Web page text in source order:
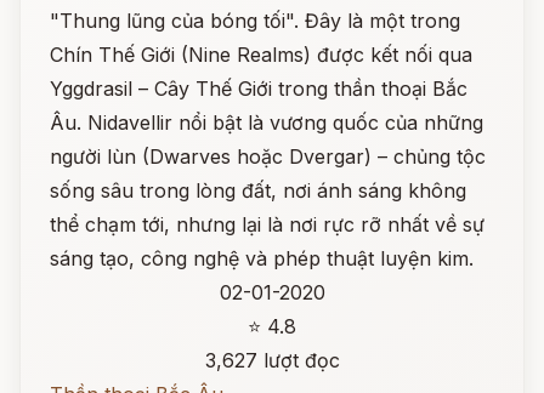
"Thung lũng của bóng tối". Đây là một trong
Chín Thế Giới (Nine Realms) được kết nối qua
Yggdrasil – Cây Thế Giới trong thần thoại Bắc
Âu. Nidavellir nổi bật là vương quốc của những
người lùn (Dwarves hoặc Dvergar) – chủng tộc
sống sâu trong lòng đất, nơi ánh sáng không
thể chạm tới, nhưng lại là nơi rực rỡ nhất về sự
sáng tạo, công nghệ và phép thuật luyện kim.
02-01-2020
⭐ 4.8
3,627 lượt đọc